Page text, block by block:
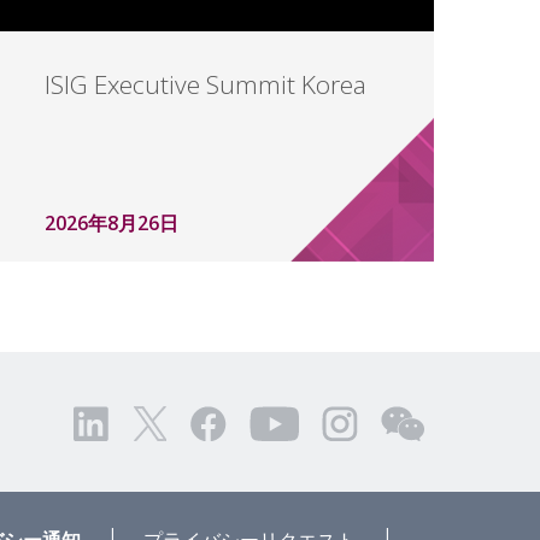
ISIG Executive Summit Korea
2026年8月26日